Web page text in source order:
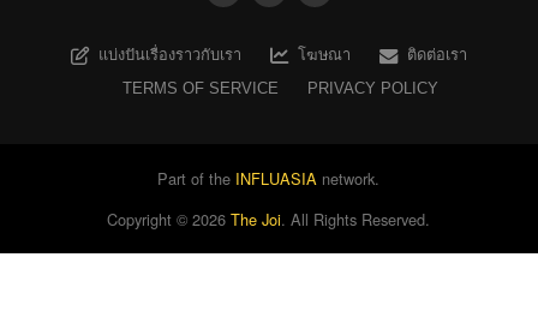
แบ่งปันเรื่องราวกับเรา โฆษณา
ติดต่อเรา
TERMS OF SERVICE
PRIVACY POLICY
Part of the INFLUASIA network.
Copyright ©2026 The Joi. All Rights Reserved.